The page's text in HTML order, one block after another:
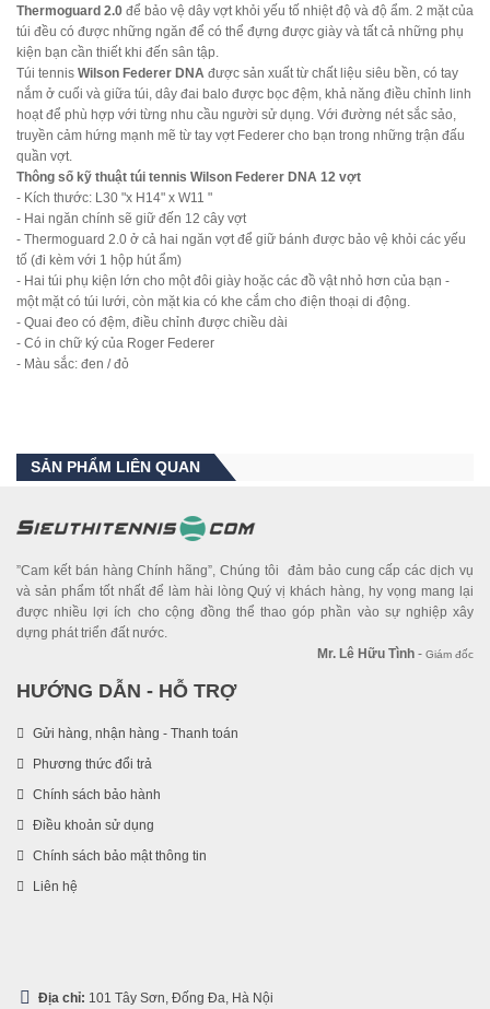
Thermoguard 2.0 để bảo vệ dây vợt khỏi yếu tố nhiệt độ và độ ẩm. 2 mặt của
túi đều có được những ngăn để có thể đựng được giày và tất cả những phụ
kiện bạn cần thiết khi đến sân tập.
Túi tennis Wilson Federer DNA được sản xuất từ chất liệu siêu bền, có tay
nắm ở cuối và giữa túi, dây đai balo được bọc đệm, khả năng điều chỉnh linh
hoạt để phù hợp với từng nhu cầu người sử dụng. Với đường nét sắc sảo,
truyền cảm hứng mạnh mẽ từ tay vợt Federer cho bạn trong những trận đấu
quần vợt.
Thông số kỹ thuật túi tennis Wilson Federer DNA 12 vợt
- Kích thước: L30 "x H14" x W11 "
- Hai ngăn chính sẽ giữ đến 12 cây vợt
- Thermoguard 2.0 ở cả hai ngăn vợt để giữ bánh được bảo vệ khỏi các yếu
tố (đi kèm với 1 hộp hút ẩm)
- Hai túi phụ kiện lớn cho một đôi giày hoặc các đồ vật nhỏ hơn của bạn -
một mặt có túi lưới, còn mặt kia có khe cắm cho điện thoại di động.
- Quai đeo có đệm, điều chỉnh được chiều dài
- Có in chữ ký của Roger Federer
- Màu sắc: đen / đỏ
SẢN PHẨM LIÊN QUAN
”Cam kết bán hàng Chính hãng”, Chúng tôi đảm bảo cung cấp các dịch vụ
và sản phẩm tốt nhất để làm hài lòng Quý vị khách hàng, hy vọng mang lại
được nhiều lợi ích cho cộng đồng thể thao góp phần vào sự nghiệp xây
dựng phát triển đất nước.
Mr. Lê Hữu Tình - Giám đốc
HƯỚNG DẪN - HỖ TRỢ
Gửi hàng, nhận hàng - Thanh toán
Phương thức đổi trả
Chính sách bảo hành
Điều khoản sử dụng
Chính sách bảo mật thông tin
Liên hệ
Địa chỉ: 101 Tây Sơn, Đống Đa, Hà Nội